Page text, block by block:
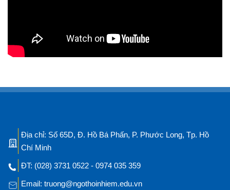
Địa chỉ: Số 65D, Đ. Hồ Bá Phấn, P. Phước Long, Tp. Hồ
Chí Minh
ĐT: (028) 3731 0522 - 0974 035 359
Email: truong@ngothoinhiem.edu.vn